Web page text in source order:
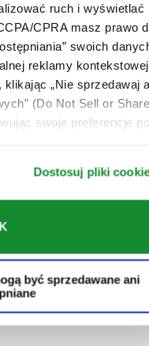
ruch i wyświetlać
CPRA masz prawo
swoich
reklamy
„Nie sprzedawaj
(Do Not Sell or
swoje preferencje
Dostosuj pliki
być sprzedawane ani
informacje